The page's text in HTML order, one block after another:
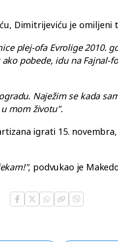
Dimitrijeviću je omiljeni
plej-ofa Evrolige 2010.
pobede, idu na Fajnal-
Naježim se kada
mom životu".
igrati 15.
podvukao je